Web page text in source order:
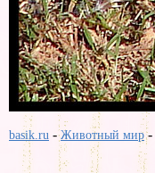
basik.ru -Животный мир-